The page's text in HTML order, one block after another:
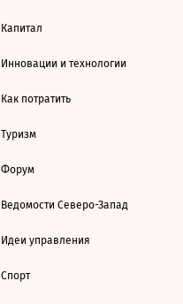
Капитал
Инновации и технологии
Как потратить
Туризм
Форум
Ведомости Северо-Запад
Идеи управления
Спорт